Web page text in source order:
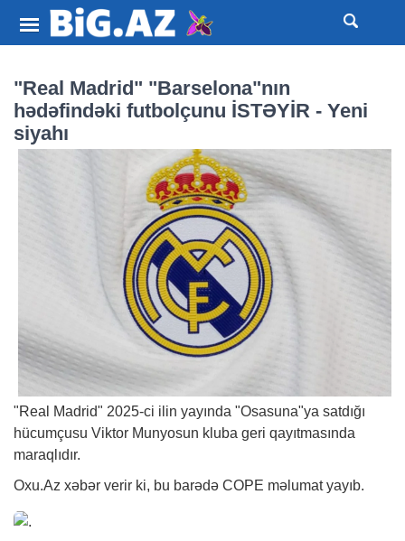
"Real Madrid" "Barselona"nın
hədəfindəki futbolçunu İSTƏYİR - Yeni
siyahı
"Real Madrid" 2025-ci ilin yayında "Osasuna"ya satdığı
hücumçusu Viktor Munyosun kluba geri qayıtmasında
maraqlıdır.
Oxu.Az xəbər verir ki, bu barədə COPE məlumat yayıb.